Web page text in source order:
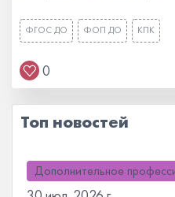
ФГОС ДО ФОП ДО КПК
0
Топ новостей
Дополнительное